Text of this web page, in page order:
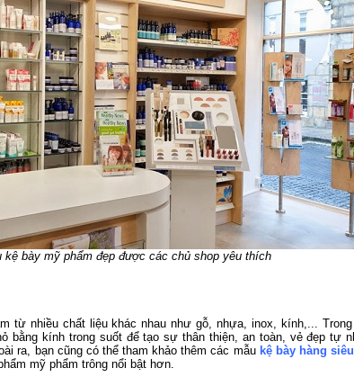
kệ bày mỹ phẩm đẹp được các chủ shop yêu thích
từ nhiều chất liệu khác nhau như gỗ, nhựa, inox, kính,...
bằng kính trong suốt để tạo sự thân thiện, an toàn, vẻ đẹp tự
ra, bạn cũng có thể tham khảo thêm các mẫu kệ bày hàng
mỹ phẩm trông nổi bật hơn.